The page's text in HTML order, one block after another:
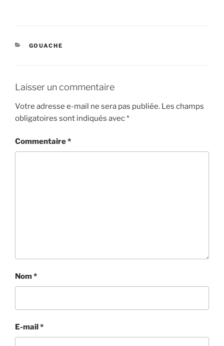
CATÉGORIES
GOUACHE
Laisser un commentaire
Votre adresse e-mail ne sera pas publiée. Les champs
obligatoires sont indiqués avec*
Commentaire*
Nom*
E-mail*